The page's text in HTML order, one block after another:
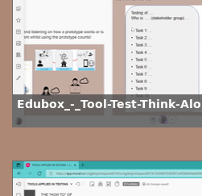
Edubox_-_Tool-Test-Think-